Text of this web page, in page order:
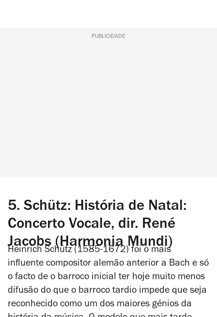
PUBLICIDADE
5. Schütz: História de Natal:
Concerto Vocale, dir. René
Jacobs (Harmonia Mundi)
Heinrich Schütz (1585-1672) foi o mais
influente compositor alemão anterior a Bach e só
o facto de o barroco inicial ter hoje muito menos
difusão do que o barroco tardio impede que seja
reconhecido como um dos maiores génios da